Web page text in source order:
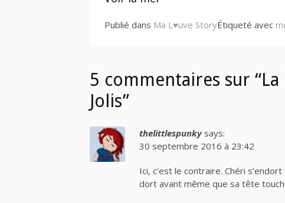
suite
Publié dans Ma L♥uve StoryÉtiqueté avec
5 commentaires sur
Jolis”
thelittlespunky says:
30 septembre 2016 à 23:42
Ici, c’est le contraire. Chéri
dort avant même que sa tête